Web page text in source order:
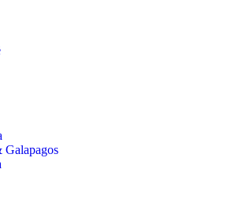
Galapagos